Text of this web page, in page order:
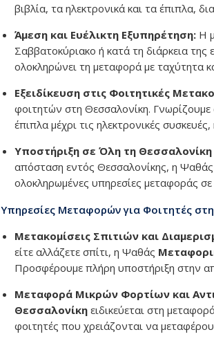
βιβλία, τα ηλεκτρονικά και τα έπιπλα,
Άμεση και Ευέλικτη Εξυπηρέτηση: Η
Σαββατοκύριακο ή κατά τη διάρκεια
ολοκληρώνει τη μεταφορά με ταχύτητα
Εξειδίκευση στις Φοιτητικές
φοιτητών στη Θεσσαλονίκη. Γνωρίζουμε
έπιπλα μέχρι τις ηλεκτρονικές
Υποστήριξη σε Όλη τη Θεσσαλονίκη
απόσταση εντός Θεσσαλονίκης, η Ψαθάς
ολοκληρωμένες υπηρεσίες μεταφοράς
Υπηρεσίες Μεταφορών για Φοιτητές
Μετακομίσεις Σπιτιών και
είτε αλλάζετε σπίτι, η Ψαθάς
Προσφέρουμε πλήρη υποστήριξη στην
Μεταφορά Μικρών Φορτίων και
Θεσσαλονίκη ειδικεύεται στη
φοιτητές που χρειάζονται να